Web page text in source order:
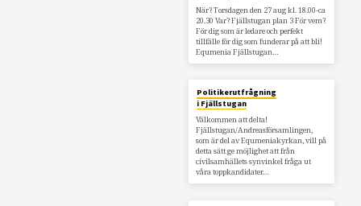
När? Torsdagen den 27 aug kl. 18.00-ca
20.30 Var? Fjällstugan plan 3 För vem?
För dig som är ledare och perfekt
tillfälle för dig som funderar på att bli!
Equmenia Fjällstugan…
Politikerutfrågning
i Fjällstugan
Välkommen att delta!
Fjällstugan/Andreasförsamlingen,
som är del av Equmeniakyrkan, vill på
detta sätt ge möjlighet att från
civilsamhällets synvinkel fråga ut
våra toppkandidater…